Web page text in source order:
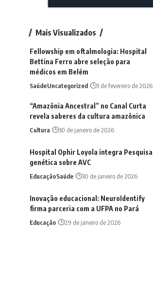
Mais Visualizados
Fellowship em oftalmologia: Hospital
Bettina Ferro abre seleção para
médicos em Belém
SaúdeUncategorized 3 de fevereiro de 2026
“Amazônia Ancestral” no Canal Curta
revela saberes da cultura amazônica
Cultura 30 de janeiro de 2026
Hospital Ophir Loyola integra Pesquisa
genética sobre AVC
EducaçãoSaúde 30 de janeiro de 2026
Inovação educacional: NeuroIdentify
firma parceria com a UFPA no Pará
Educação 29 de janeiro de 2026